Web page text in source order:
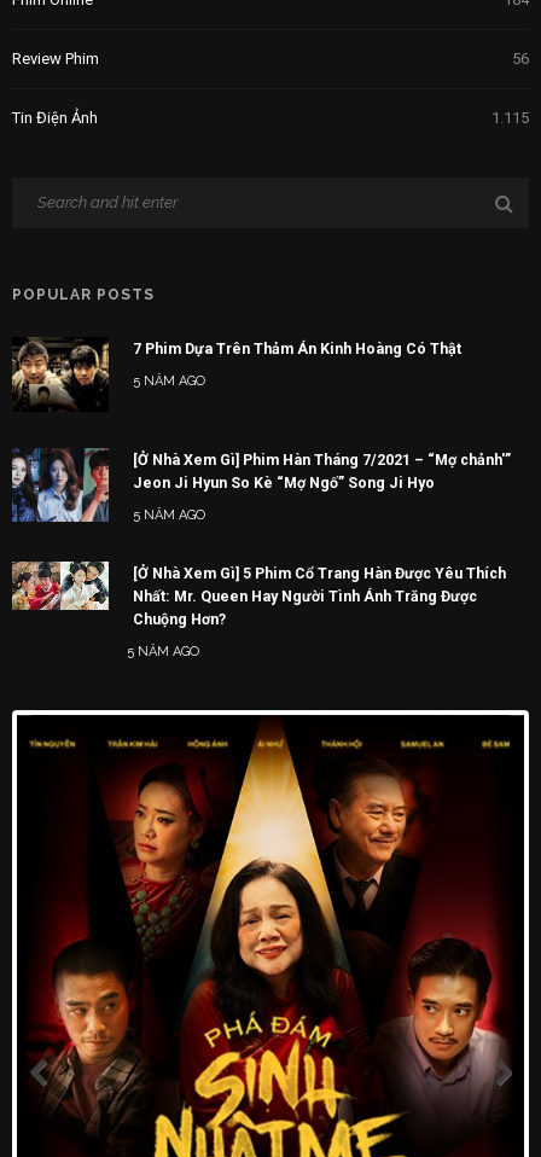
Review Phim 56
Tin Điện Ảnh 1.115
POPULAR POSTS
7 Phim Dựa Trên Thảm Án Kinh Hoàng Có Thật
5 NĂM AGO
[Ở Nhà Xem Gì] Phim Hàn Tháng 7/2021 – “Mợ chảnh'”
Jeon Ji Hyun So Kè “Mợ Ngố” Song Ji Hyo
5 NĂM AGO
[Ở Nhà Xem Gì] 5 Phim Cổ Trang Hàn Được Yêu Thích
Nhất: Mr. Queen Hay Người Tình Ánh Trăng Được
Chuộng Hơn?
5 NĂM AGO